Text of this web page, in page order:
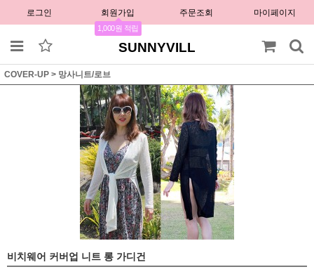
로그인 회원가입
1,000원 적립
주문조회 마이페이지
SUNNYVILL
COVER-UP > 망사니트/로브
비치웨어 커버업 니트 롱 가디건